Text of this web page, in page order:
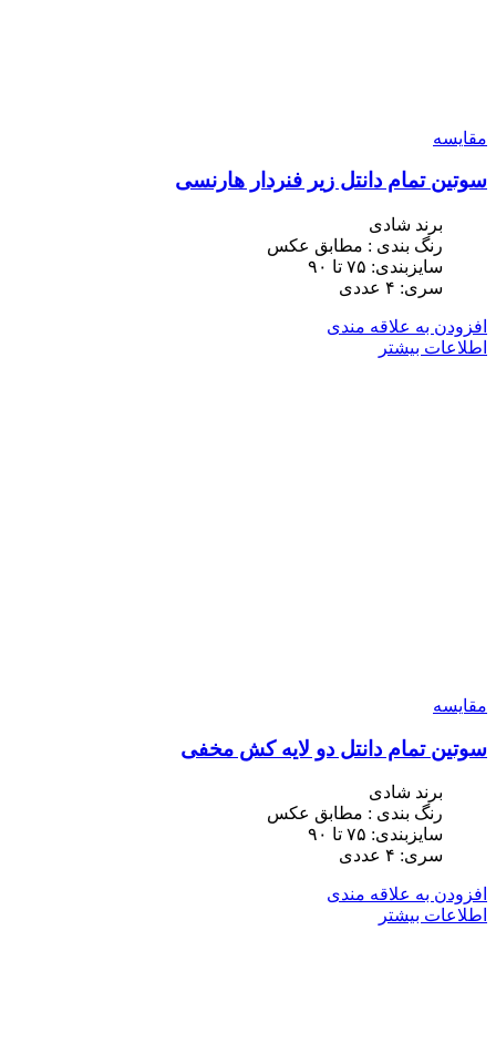
مقایسه
سوتین تمام دانتل زیر فنردار هارنسی
برند شادی
رنگ بندی : مطابق عکس
سایزبندی: ٧۵ تا ٩٠
سری: ۴ عددی
افزودن به علاقه مندی
اطلاعات بیشتر
مقایسه
سوتین تمام دانتل دو لایه کش مخفی
برند شادی
رنگ بندی : مطابق عکس
سایزبندی: ٧۵ تا ٩٠
سری: ۴ عددی
افزودن به علاقه مندی
اطلاعات بیشتر